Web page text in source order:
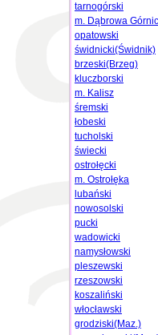
tarnogórski
m. Dąbrowa
opatowski
świdnicki(Świdnik)
brzeski(Brzeg)
kluczborski
m. Kalisz
śremski
łobeski
tucholski
świecki
ostrołęcki
m. Ostrołęka
lubański
nowosolski
pucki
wadowicki
namysłowski
pleszewski
rzeszowski
koszaliński
włocławski
grodziski(Maz.)